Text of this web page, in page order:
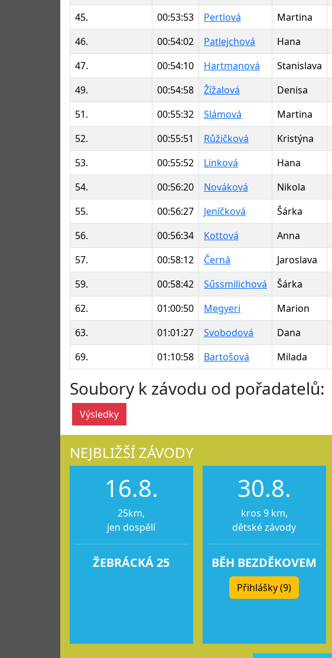
45.
00:53:53 Pertlová Martina
46.
00:54:02 Patlejchová Hana
47.
00:54:10 Hartmanová Stanislava
49.
00:54:58 Žížalová Denisa
51.
00:55:32 Slámová Martina
52.
00:55:51 Růžičková Kristýna
53.
00:55:52 Linková Hana
54.
00:56:20 Nováková Nikola
55.
00:56:27 Jeníčková Šárka
56.
00:56:34 Kottová Anna
57.
00:58:12 Černá Jaroslava
59.
00:58:42 Sűssmilichová Šárka
62.
01:00:50 Megyeri Marion
63.
01:01:27 Svobodová Dana
69.
01:10:58 Bartošová Milada
Soubory k závodu od pořadatelů:
Výsledky
NEJBLIŽŠÍ ZÁVODY
16.8.
25km,
jen dospělí
ŽEBRÁCKÁ 25
30.8.
kros 9 km,
dětské závody
BĚH BEZDĚKOVEM
Přihlášky (9)